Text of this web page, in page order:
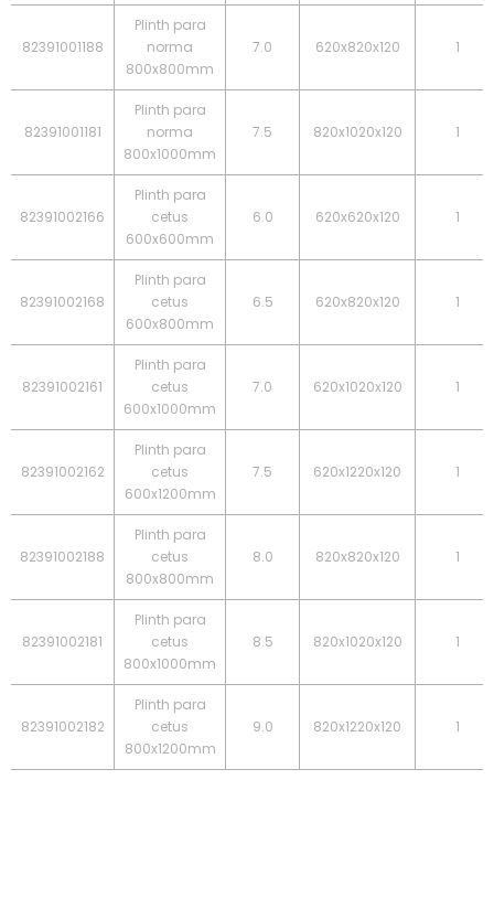
82391001188
Plinth para
norma
800x800mm
7.0 620x820x120 1
82391001181
Plinth para
norma
800x1000mm
7.5 820x1020x120 1
82391002166
Plinth para
cetus
600x600mm
6.0 620x620x120 1
82391002168
Plinth para
cetus
600x800mm
6.5 620x820x120 1
82391002161
Plinth para
cetus
600x1000mm
7.0 620x1020x120 1
82391002162
Plinth para
cetus
600x1200mm
7.5 620x1220x120 1
82391002188
Plinth para
cetus
800x800mm
8.0 820x820x120 1
82391002181
Plinth para
cetus
800x1000mm
8.5 820x1020x120 1
82391002182
Plinth para
cetus
800x1200mm
9.0 820x1220x120 1